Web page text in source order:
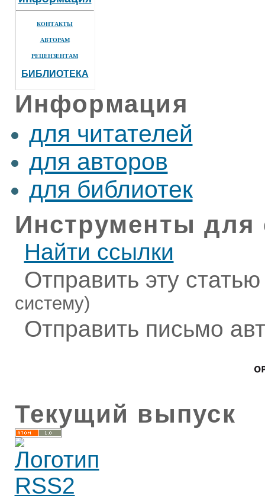
КОНТАКТЫ
АВТОРАМ
РЕЦЕНЗЕНТАМ
БИБЛИОТЕКА
Информация
для читателей
для авторов
для библиотек
Инструменты для
Найти ссылки
Отправить эту
систему)
Отправить письмо
Текущий выпуск